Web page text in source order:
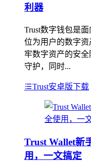
利器
Trust数字钱包是
位为用户的数字
牢数字资产的安
守护，同时...
Trust安卓版下载
Trust Wallet新
用，一文搞定